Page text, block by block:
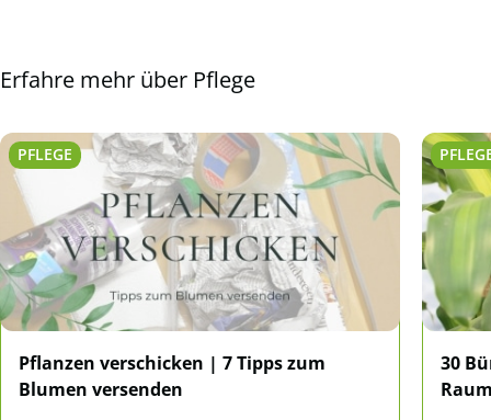
Erfahre mehr über Pflege
PFLEGE
Pflanzen verschicken | 7 Tipps zum
Blumen versenden
30